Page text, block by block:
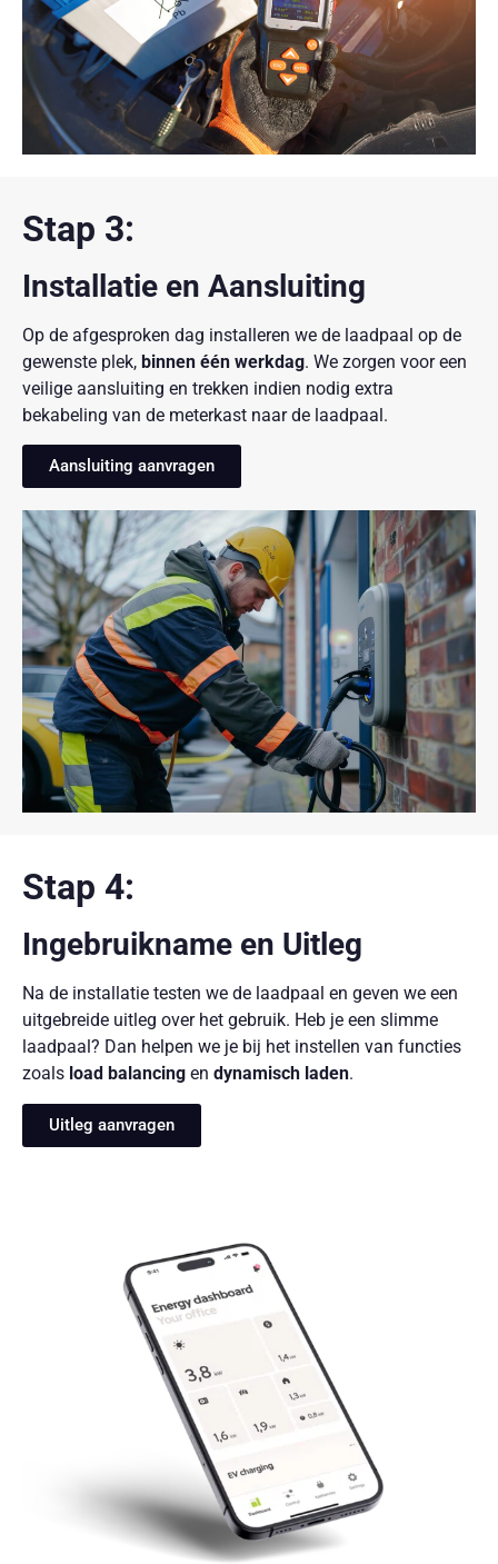
Stap 3:
Installatie en Aansluiting
Op de afgesproken dag installeren we de laadpaal op de
gewenste plek, binnen één werkdag. We zorgen voor een
veilige aansluiting en trekken indien nodig extra
bekabeling van de meterkast naar de laadpaal.
Aansluiting aanvragen
Stap 4:
Ingebruikname en Uitleg
Na de installatie testen we de laadpaal en geven we een
uitgebreide uitleg over het gebruik. Heb je een slimme
laadpaal? Dan helpen we je bij het instellen van functies
zoals load balancing en dynamisch laden.
Uitleg aanvragen